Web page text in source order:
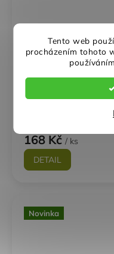
Tento web
procházením tohoto
Mosolut Machine
Invisible PVC roh
ECO - kůže TYP B
168 Kč / ks
DETAIL
Novinka